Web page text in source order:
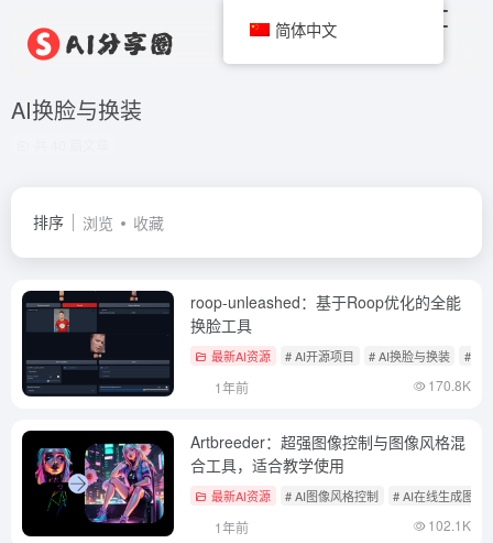
AI换脸与换装
排序 浏览 收藏
roop-unleashed：基于Roop优化的全能
换脸工具
最新AI资源 # AI开源项目 # AI换脸与换装 # AI
1年前 170.8K
Artbreeder：超强图像控制与图像风格混
合工具，适合教学使用
最新AI资源 # AI图像风格控制 # AI在线生成图像
1年前 102.1K
简体中文